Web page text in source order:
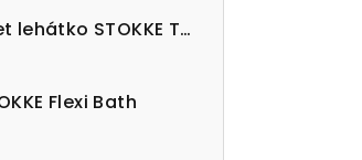
Newborn Set lehátko STOKKE Tripp Trapp Vanilla White
Flexi Bath